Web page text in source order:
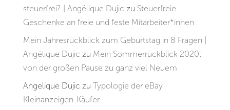
steuerfrei? | Angélique Dujic zu Steuerfreie
Geschenke an freie und feste Mitarbeiter*innen
Mein Jahresrückblick zum Geburtstag in 8 Fragen |
Angélique Dujic zu Mein Sommerrückblick 2020:
von der großen Pause zu ganz viel Neuem
Angelique Dujic zu Typologie der eBay
Kleinanzeigen-Käufer